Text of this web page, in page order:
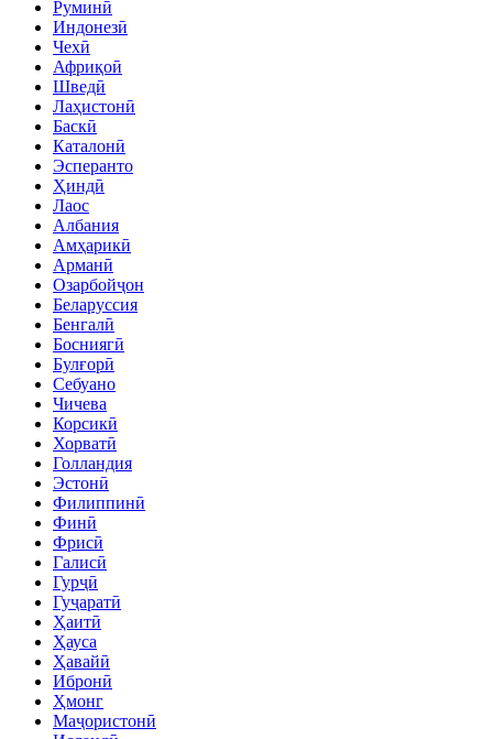
Руминӣ
Индонезӣ
Чехӣ
Африқоӣ
Шведӣ
Лаҳистонӣ
Баскӣ
Каталонӣ
Эсперанто
Ҳиндӣ
Лаос
Албания
Амҳарикӣ
Арманӣ
Озарбойҷон
Беларуссия
Бенгалӣ
Босниягӣ
Булғорӣ
Себуано
Чичева
Корсикӣ
Хорватӣ
Голландия
Эстонӣ
Филиппинӣ
Финӣ
Фрисӣ
Галисӣ
Гурҷӣ
Гуҷаратӣ
Ҳаитӣ
Ҳауса
Ҳавайӣ
Ибронӣ
Ҳмонг
Маҷористонӣ